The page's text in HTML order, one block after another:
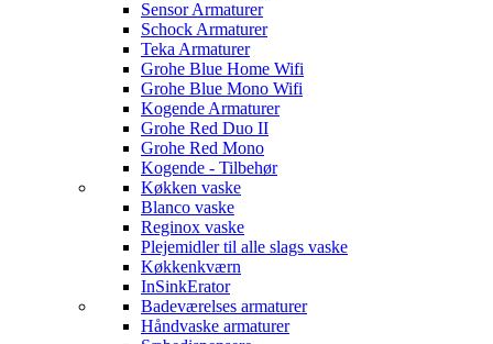
Sensor Armaturer
Schock Armaturer
Teka Armaturer
Grohe Blue Home Wifi
Grohe Blue Mono Wifi
Kogende Armaturer
Grohe Red Duo II
Grohe Red Mono
Kogende - Tilbehør
Køkken vaske
Blanco vaske
Reginox vaske
Plejemidler til alle slags vaske
Køkkenkværn
InSinkErator
Badeværelses armaturer
Håndvaske armaturer